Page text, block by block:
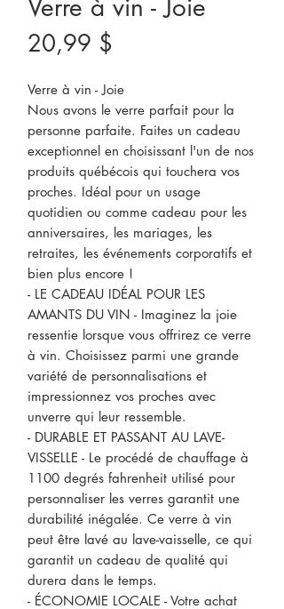
Verre à vin - Joie
20,99 $
Verre à vin - Joie
Nous avons le verre parfait pour la
personne parfaite. Faites un cadeau
exceptionnel en choisissant l'un de nos
produits québécois qui touchera vos
proches. Idéal pour un usage
quotidien ou comme cadeau pour les
anniversaires, les mariages, les
retraites, les événements corporatifs et
bien plus encore !
- LE CADEAU IDÉAL POUR LES
AMANTS DU VIN - Imaginez la joie
ressentie lorsque vous offrirez ce verre
à vin. Choisissez parmi une grande
variété de personnalisations et
impressionnez vos proches avec
unverre qui leur ressemble.
- DURABLE ET PASSANT AU LAVE-
VISSELLE - Le procédé de chauffage à
1100 degrés fahrenheit utilisé pour
personnaliser les verres garantit une
durabilité inégalée. Ce verre à vin
peut être lavé au lave-vaisselle, ce qui
garantit un cadeau de qualité qui
durera dans le temps.
- ÉCONOMIE LOCALE - Votre achat